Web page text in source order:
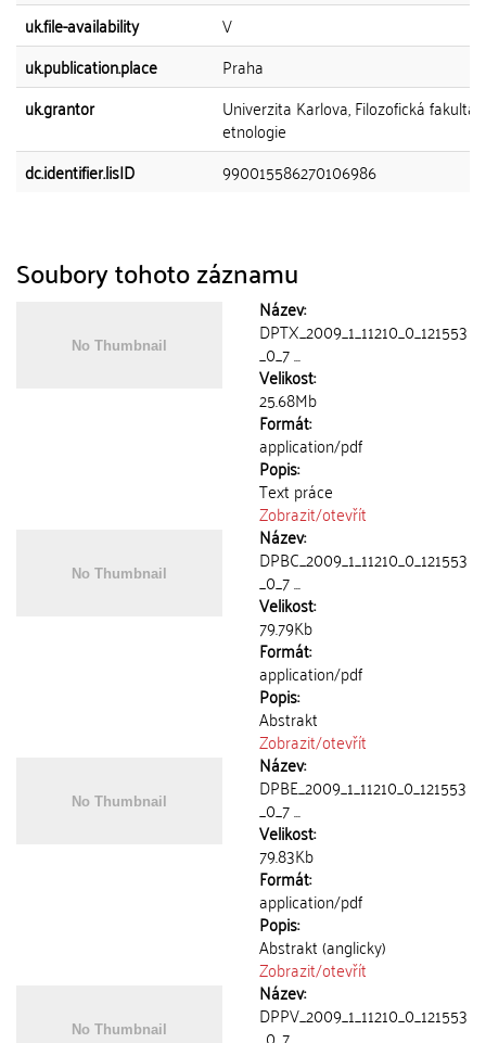
uk.file-availability
V
uk.publication.place
Praha
uk.grantor
Univerzita Karlova, Filozofická fakulta,
etnologie
dc.identifier.lisID
990015586270106986
Soubory tohoto záznamu
Název:
DPTX_2009_1_11210_0_121553
_0_7 ...
Velikost:
25.68Mb
Formát:
application/pdf
Popis:
Text práce
Zobrazit/otevřít
Název:
DPBC_2009_1_11210_0_121553
_0_7 ...
Velikost:
79.79Kb
Formát:
application/pdf
Popis:
Abstrakt
Zobrazit/otevřít
Název:
DPBE_2009_1_11210_0_121553
_0_7 ...
Velikost:
79.83Kb
Formát:
application/pdf
Popis:
Abstrakt (anglicky)
Zobrazit/otevřít
Název:
DPPV_2009_1_11210_0_121553